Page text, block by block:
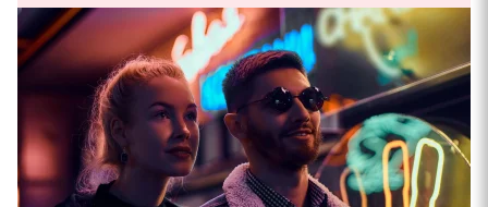
4 minutes
Faire des rencontres à Charleville-
Mézières